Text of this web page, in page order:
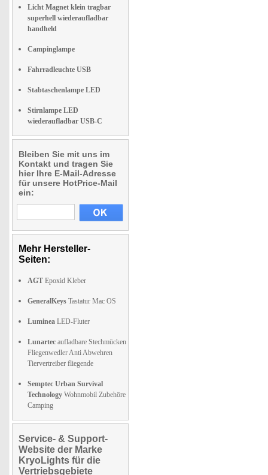
Licht Magnet klein tragbar
superhell wiederaufladbar
handheld
Campinglampe
Fahrradleuchte USB
Stabtaschenlampe LED
Stirnlampe LED
wiederaufladbar USB-C
Bleiben Sie mit uns im
Kontakt und tragen Sie
hier Ihre E-Mail-Adresse
für unsere HotPrice-Mail
ein:
Mehr Hersteller-
Seiten:
AGT Epoxid Kleber
GeneralKeys Tastatur Mac OS
Luminea LED-Fluter
Lunartec aufladbare Stechmücken
Fliegenwedler Anti Abwehren
Tiervertreiber fliegende
Semptec Urban Survival
Technology Wohnmobil Zubehöre
Camping
Service- & Support-
Website der Marke
KryoLights für die
Vertriebsgebiete